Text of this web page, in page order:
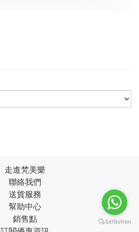
走進梵美樂
聯絡我們
送貨服務
幫助中心
銷售點